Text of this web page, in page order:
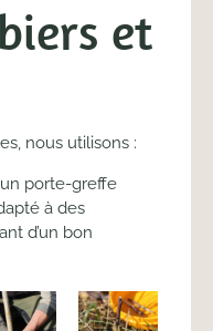
et
nous utilisons :
porte-greffe
à des
d’un bon